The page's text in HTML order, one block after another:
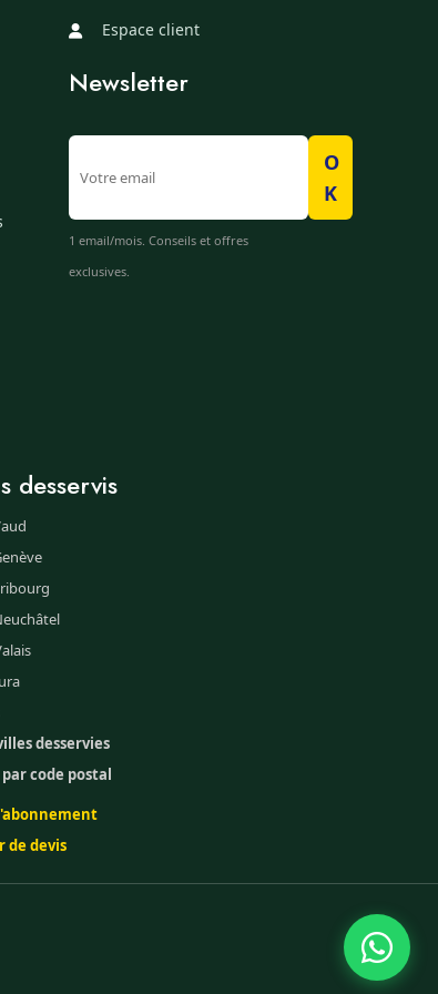
Espace client
Newsletter
O
K
1 email/mois. Conseils et offres
exclusives.
desservis
desservies
code postal
de devis